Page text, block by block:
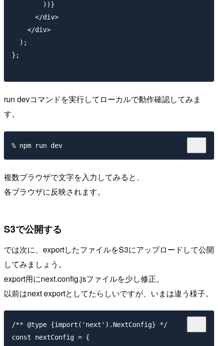
        ))}
      </div>
    </div>
  );
};
run devコマンドを実行してローカルで動作確認してみま
す。
複数ブラウザで文字を入力してみると、
各ブラウザに反映されます。
S3で公開する
では次に、exportしたファイルをS3にアップロードして公開
してみましょう。
export用にnext.config.jsファイルを少し修正。
以前はnext exportとしてたらしいですが、いまは違う様子。
/** @type {import('next').NextConfig} */
const nextConfig = {